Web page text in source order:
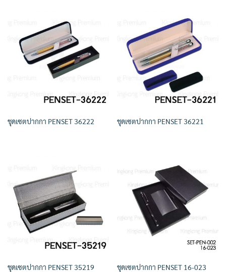
ชุดเซตปากกา PENSET 36222 ชุดเซตปากกา PENSET 36221
ชุดเซตปากกา PENSET 35219 ชุดเซตปากกา PENSET 16-023